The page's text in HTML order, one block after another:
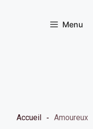
Menu
Accueil Amoureux